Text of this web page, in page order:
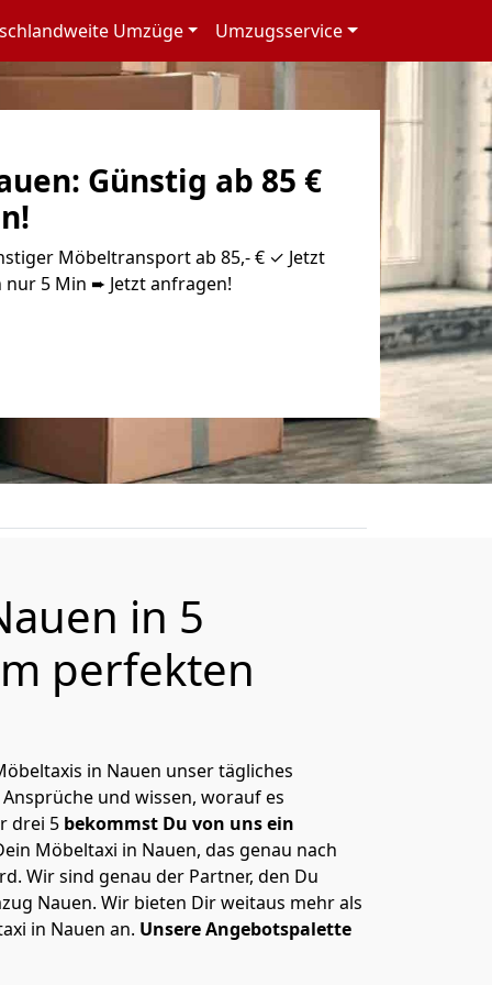
Umzüge Umzugsservice
Günstig ab 85 €
Möbeltransport ab 85,- € ✓ Jetzt
5 Min ➨ Jetzt anfragen!
in 5
perfekten
in Nauen unser tägliches
und wissen, worauf es
drei 5 bekommst Du von uns ein
Möbeltaxi in Nauen, das genau nach
Wir sind genau der Partner, den Du
Nauen. Wir bieten Dir weitaus mehr als
in Nauen an. Unsere Angebotspalette